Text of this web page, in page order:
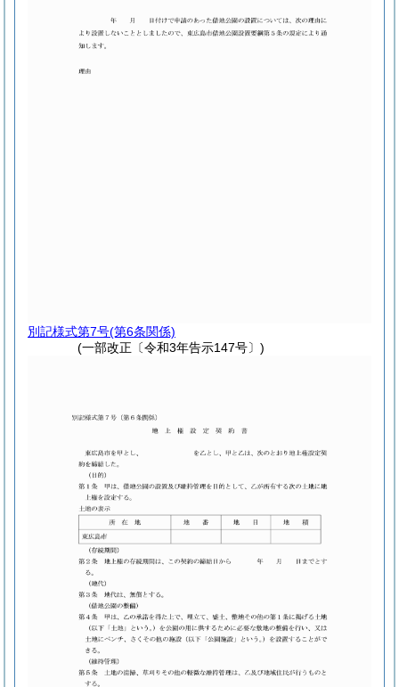
別記様式第7号(第6条関係)
(一部改正〔令和3年告示147号〕)